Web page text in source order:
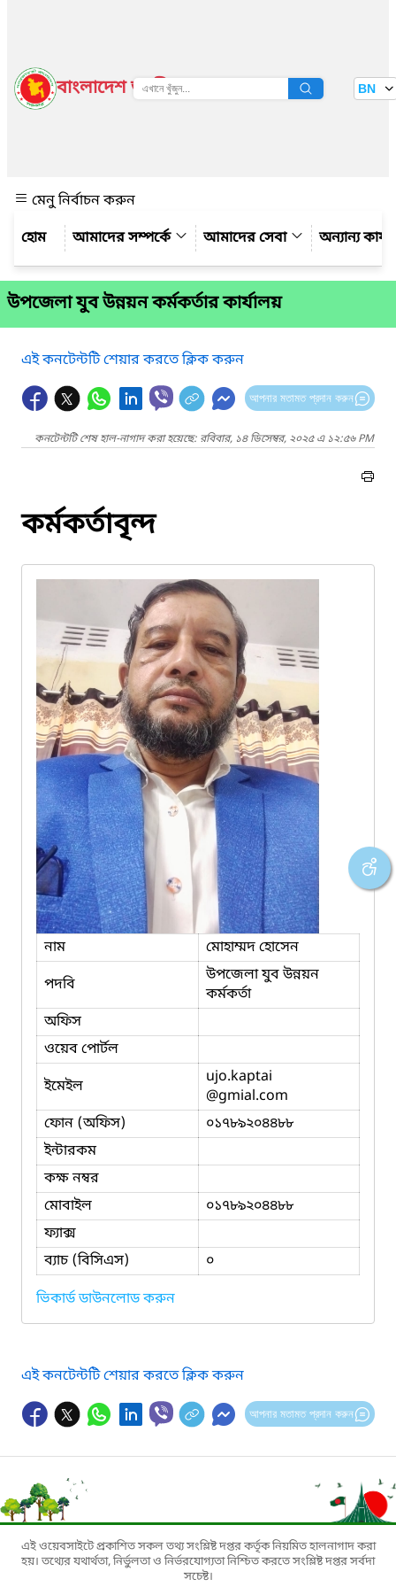
বাংলাদেশ জাতীয় তথ্য বাতায়ন BN
মেনু নির্বাচন করুন
আমাদের সম্পর্কে
আমাদের সেবা অন্যান্য
উপজেলা যুব উন্নয়ন কর্মকর্তার কার্যালয়
এই কনটেন্টটি শেয়ার করতে ক্লিক করুন
আপনার মতামত প্রদান করুন
কনটেন্টটি শেষ হাল-নাগাদ করা হয়েছে: রবিবার, ১৪ ডিসেম্বর, ২০২৫ এ ১২:৫৬ PM
কর্মকর্তাবৃন্দ
নাম
মোহাম্মদ হোসেন
পদবি
উপজেলা যুব উন্নয়ন
কর্মকর্তা
অফিস
ওয়েব পোর্টল
ইমেইল
ujo.kaptai
@gmial.com
ফোন (অফিস)
০১৭৮৯২০৪৪৮৮
ইন্টারকম
কক্ষ নম্বর
মোবাইল
০১৭৮৯২০৪৪৮৮
ফ্যাক্স
ব্যাচ (বিসিএস)
০
ভিকার্ড ডাউনলোড করুন
এই কনটেন্টটি শেয়ার করতে ক্লিক করুন
আপনার মতামত প্রদান করুন
এই ওয়েবসাইটে প্রকাশিত সকল তথ্য সংশ্লিষ্ট দপ্তর কর্তৃক নিয়মিত হালনাগাদ করা
হয়। তথ্যের যথার্থতা, নির্ভুলতা ও নির্ভরযোগ্যতা নিশ্চিত করতে সংশ্লিষ্ট দপ্তর সর্বদা
সচেষ্ট।